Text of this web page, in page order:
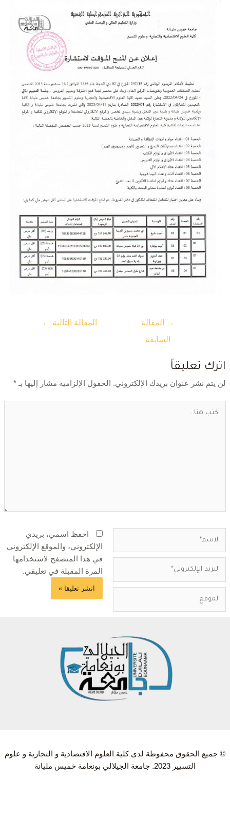
→المقالة
السابقة
المقالة التالية←
تعليقاً
يتم نشر عنوان بريدك الإلكتروني. الحقول الإلزامية مشار إليها بـ *
احفظ اسمي، بريدي
الإلكتروني، والموقع الإلكتروني
في هذا المتصفح لاستخدامها
المرة المقبلة في تعليقي.
جميع الحقوق محفوظة لدى كلية العلوم الاقتصادية و التجارية و علوم
التسيير 2023. جامعة الجيلالي بونعامة خميس مليانة